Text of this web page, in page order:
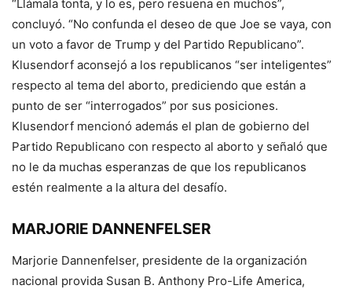
“Llámala tonta, y lo es, pero resuena en muchos”,
concluyó. “No confunda el deseo de que Joe se vaya, con
un voto a favor de Trump y del Partido Republicano”.
Klusendorf aconsejó a los republicanos “ser inteligentes”
respecto al tema del aborto, prediciendo que están a
punto de ser “interrogados” por sus posiciones.
Klusendorf mencionó además el plan de gobierno del
Partido Republicano con respecto al aborto y señaló que
no le da muchas esperanzas de que los republicanos
estén realmente a la altura del desafío.
MARJORIE DANNENFELSER
Marjorie Dannenfelser, presidente de la organización
nacional provida Susan B. Anthony Pro-Life America,